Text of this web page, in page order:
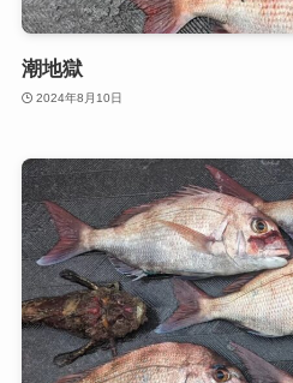
潮地獄
2024年8月10日